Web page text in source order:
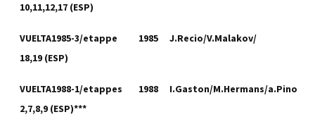
10,11,12,17 (ESP)
VUELTA1985-3/etappe
18,19 (ESP)
1985 J.Recio/V.Malakov/
VUELTA1988-1/etappes
2,7,8,9 (ESP)***
1988 I.Gaston/M.Hermans/a.Pino